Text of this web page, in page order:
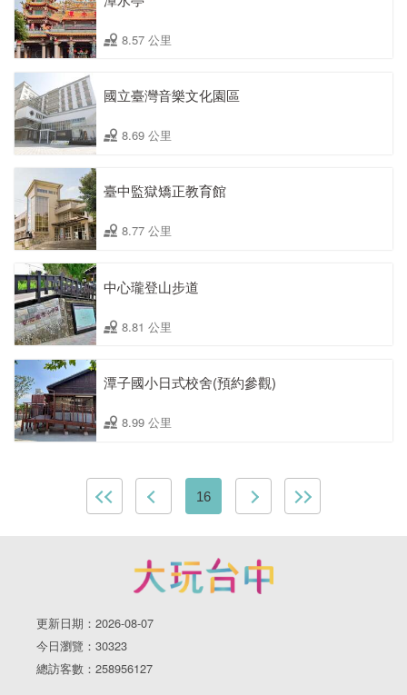
8.57 公里
國立臺灣音樂文化園區
8.69 公里
臺中監獄矯正教育館
8.77 公里
中心瓏登山步道
8.81 公里
潭子國小日式校舍(預約參觀)
8.99 公里
16
更新日期：2026-08-07
今日瀏覽：30323
總訪客數：258956127